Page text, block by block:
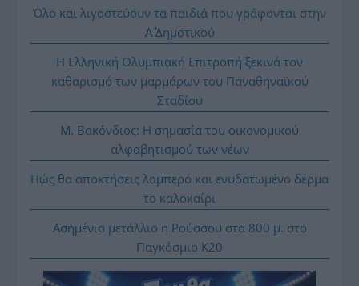
Όλο και λιγοστεύουν τα παιδιά που γράφονται στην
Α΄ Δημοτικού
Η Ελληνική Ολυμπιακή Επιτροπή ξεκινά τον
καθαρισμό των μαρμάρων του Παναθηναϊκού
Σταδίου
Μ. Βακόνδιος: H σημασία του οικονομικού
αλφαβητισμού των νέων
Πώς θα αποκτήσεις λαμπερό και ενυδατωμένο δέρμα
το καλοκαίρι
Ασημένιο μετάλλιο η Ρούσσου στα 800 μ. στο
Παγκόσμιο Κ20